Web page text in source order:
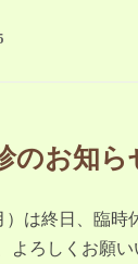
のお知ら
は終日、臨時
よろしくお願い